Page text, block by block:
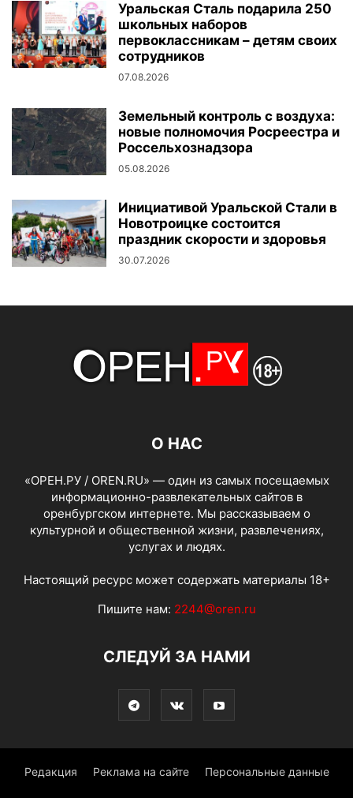
Уральская Сталь подарила 250
школьных наборов
первоклассникам – детям своих
сотрудников
07.08.2026
Земельный контроль с воздуха:
новые полномочия Росреестра и
Россельхознадзора
05.08.2026
Инициативой Уральской Стали в
Новотроицке состоится
праздник скорости и здоровья
30.07.2026
О НАС
«ОРЕН.РУ / OREN.RU» — один из самых посещаемых
информационно-развлекательных сайтов в
оренбургском интернете. Мы рассказываем о
культурной и общественной жизни, развлечениях,
услугах и людях.
Настоящий ресурс может содержать материалы 18+
Пишите нам: 2244@oren.ru
СЛЕДУЙ ЗА НАМИ
Редакция Реклама на сайте Персональные данные